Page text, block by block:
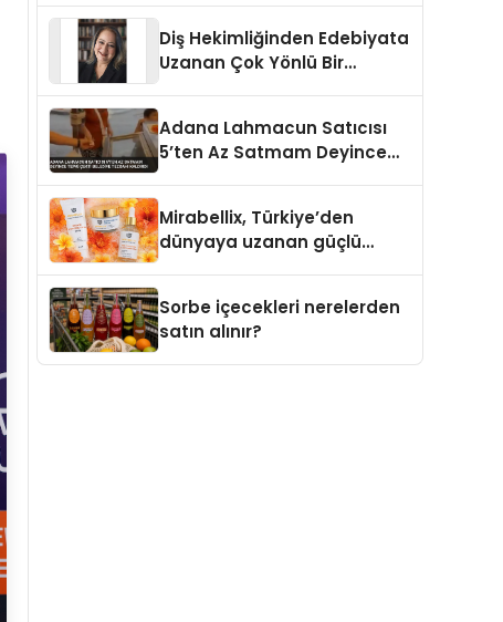
Diş Hekimliğinden Edebiyata
Uzanan Çok Yönlü Bir
Adana Lahmacun Satıcısı
5’ten Az Satmam Deyince
Mirabellix, Türkiye’den
dünyaya uzanan güçlü
Sorbe içecekleri nerelerden
satın alınır?